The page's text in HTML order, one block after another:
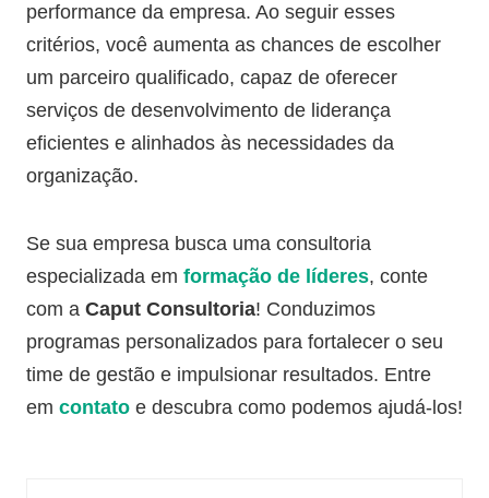
performance da empresa. Ao seguir esses
critérios, você aumenta as chances de escolher
um parceiro qualificado, capaz de oferecer
serviços de desenvolvimento de liderança
eficientes e alinhados às necessidades da
organização.
Se sua empresa busca uma consultoria
especializada em formação de líderes, conte
com a Caput Consultoria! Conduzimos
programas personalizados para fortalecer o seu
time de gestão e impulsionar resultados. Entre
em contato e descubra como podemos ajudá-los!